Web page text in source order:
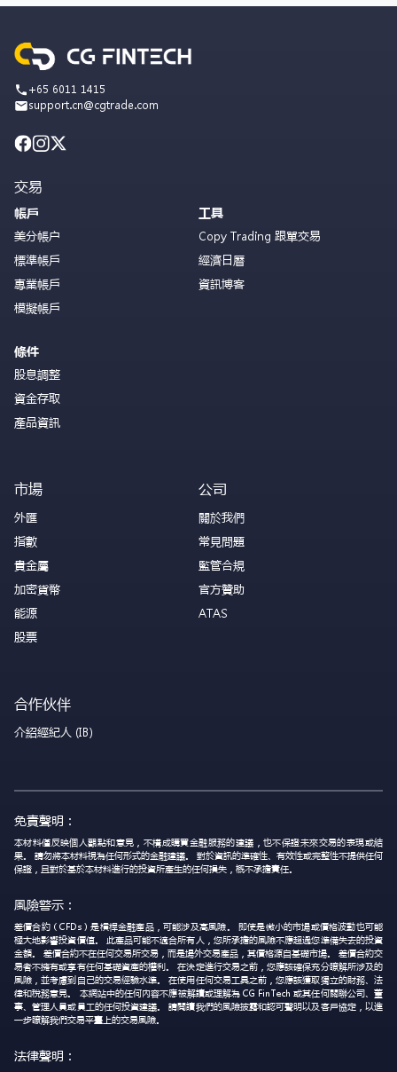
+65 6011 1415
support.cn@cgtrade.com
交易
帳戶
美分帳户
標準帳戶
專業帳戶
模擬帳戶
條件
股息調整
資金存取
產品資訊
工具
Copy Trading 跟單交易
經濟日曆
資訊博客
市場
外匯
指數
貴金屬
加密貨幣
能源
股票
公司
關於我們
常見問題
監管合規
官方贊助
ATAS
合作伙伴
介紹經紀人 (IB)
免責聲明：
本材料僅反映個人觀點和意見，不構成購買金融服務的建議，也不保證未來交易的表現或結
果。 請勿將本材料視為任何形式的金融建議。 對於資訊的準確性、有效性或完整性不提供任何
保證，且對於基於本材料進行的投資所產生的任何損失，概不承擔責任。
風險警示：
差價合約（CFDs）是槓桿金融產品，可能涉及高風險。 即使是微小的市場或價格波動也可能
極大地影響投資價值。 此產品可能不適合所有人，您所承擔的風險不應超過您準備失去的投資
金額。 差價合約不在任何交易所交易，而是場外交易產品，其價格源自基礎市場。 差價合約交
易者不擁有或享有任何基礎資產的權利。 在決定進行交易之前，您應該確保充分瞭解所涉及的
風險，並考慮到自己的交易經驗水準。 在使用任何交易工具之前，您應該獲取獨立的財務、法
律和稅務意見。 本網站中的任何內容不應被解讀或理解為 CG FinTech 或其任何關聯公司、董
事、管理人員或員工的任何投資建議。 請閱讀我們的風險披露和認可聲明以及客戶協定，以進
一步瞭解我們交易平臺上的交易風險。
法律聲明：